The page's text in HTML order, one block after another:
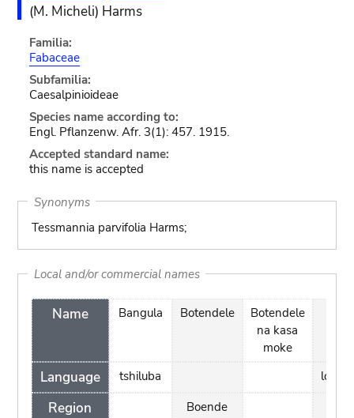
(M. Micheli) Harms
Familia:
Fabaceae
Subfamilia:
Caesalpinioideae
Species name according to:
Engl. Pflanzenw. Afr. 3(1): 457. 1915.
Accepted standard name:
this name is accepted
Synonyms
Tessmannia parvifolia Harms;
Local and/or commercial names
Name
Language
Region
Bangula
tshiluba
Botendele
Boende
Botendele
na kasa
moke